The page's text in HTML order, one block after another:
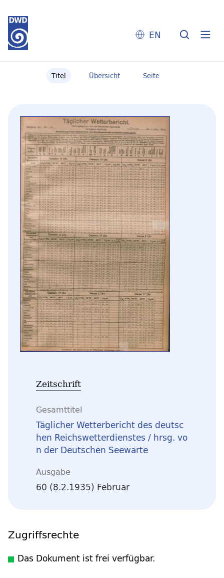
EN
Titel Übersicht Seite
Zeitschrift
Gesamttitel
Täglicher Wetterbericht des deutsc
hen Reichswetterdienstes / hrsg. vo
n der Deutschen Seewarte
Ausgabe
60 (8.2.1935) Februar
Zugriffsrechte
Das Dokument ist frei verfügbar.